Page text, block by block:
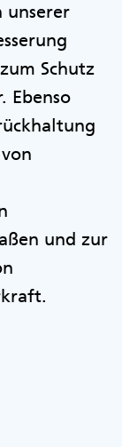
unserer
Schutz
Ebenso
und zur